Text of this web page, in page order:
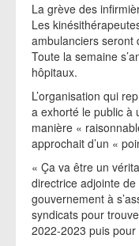
La grève des
Les
ambulanciers seront
Toute la semaine
hôpitaux.
L’organisation qui
a exhorté le public à
manière «
approchait d’un «
« Ça va être un
directrice adjointe
gouvernement à
syndicats pour
2022-2023 puis pour